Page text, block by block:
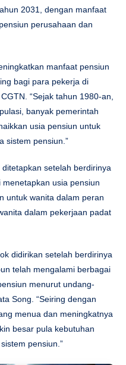
2031, dengan manfaat
perusahaan dan
manfaat pensiun
bagi para pekerja di
“Sejak tahun 1980-an,
banyak pemerintah
usia pensiun untuk
sistem pensiun.”
setelah berdirinya
usia pensiun
untuk wanita dalam peran
dalam pekerjaan padat
didirikan setelah berdirinya
telah mengalami berbagai
menurut undang-
Song. “Seiring dengan
menua dan meningkatnya
besar pula kebutuhan
pensiun.”